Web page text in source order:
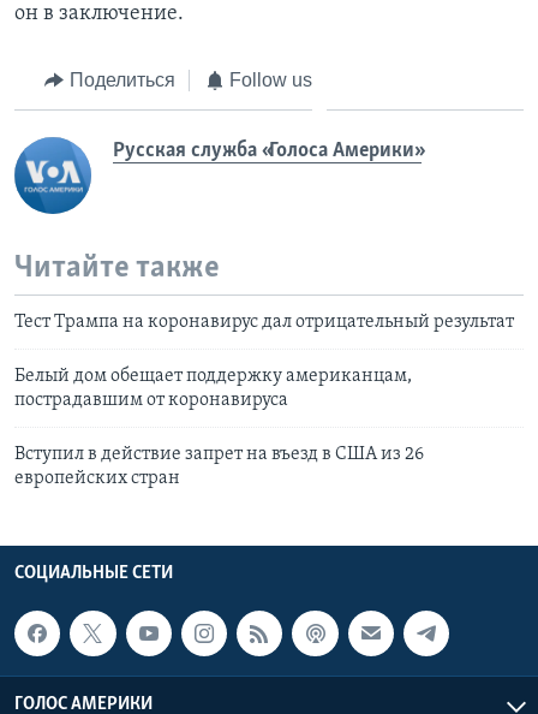
он в заключение.
Поделиться Follow us
Русская служба «Голоса Америки»
Читайте также
Тест Трампа на коронавирус дал отрицательный результат
Белый дом обещает поддержку американцам,
пострадавшим от коронавируса
Вступил в действие запрет на въезд в США из 26
европейских стран
СОЦИАЛЬНЫЕ СЕТИ
ГОЛОС АМЕРИКИ